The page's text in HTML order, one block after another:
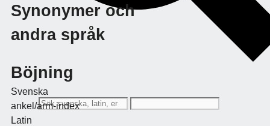
Synonymer och
andra språk
Böjning
Svenska
ankel/arm-index
Latin